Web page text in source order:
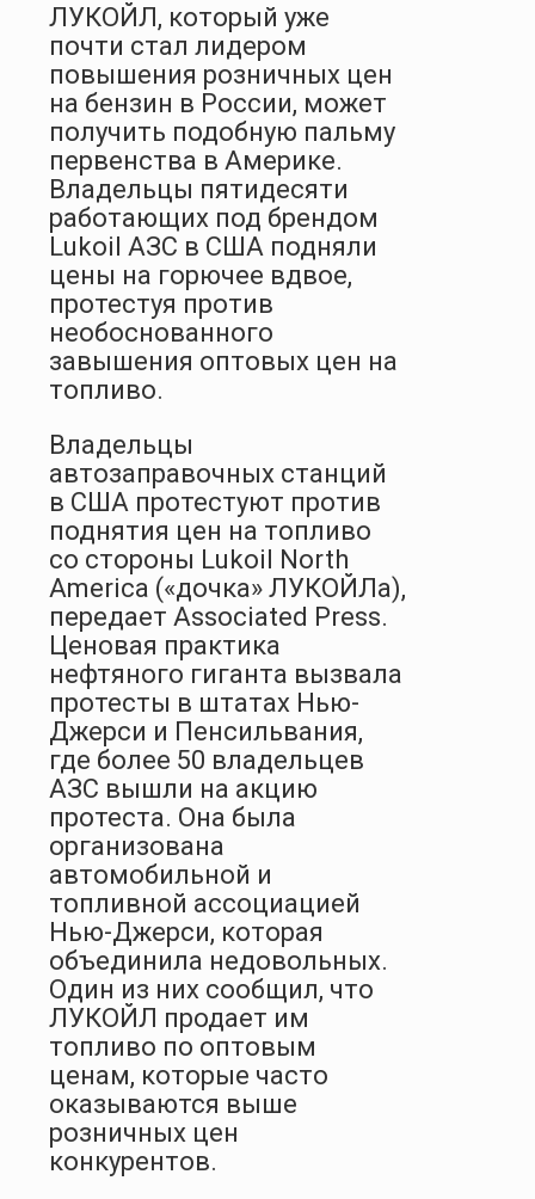
ЛУКОЙЛ, который уже
почти стал лидером
повышения розничных цен
на бензин в России, может
получить подобную пальму
первенства в Америке.
Владельцы пятидесяти
работающих под брендом
Lukoil АЗС в США подняли
цены на горючее вдвое,
протестуя против
необоснованного
завышения оптовых цен на
топливо.
Владельцы
автозаправочных станций
в США протестуют против
поднятия цен на топливо
со стороны Lukoil North
America («дочка» ЛУКОЙЛа),
передает Associated Press.
Ценовая практика
нефтяного гиганта вызвала
протесты в штатах Нью-
Джерси и Пенсильвания,
где более 50 владельцев
АЗС вышли на акцию
протеста. Она была
организована
автомобильной и
топливной ассоциацией
Нью-Джерси, которая
объединила недовольных.
Один из них сообщил, что
ЛУКОЙЛ продает им
топливо по оптовым
ценам, которые часто
оказываются выше
розничных цен
конкурентов.